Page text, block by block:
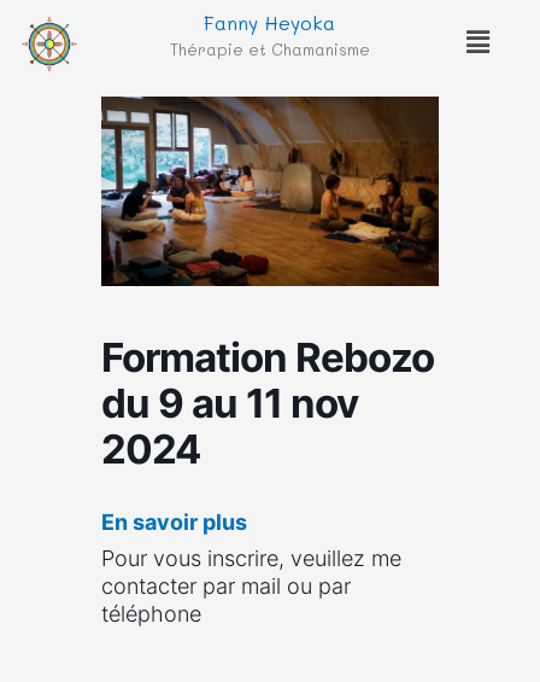
contenu
Fanny Heyoka
Thérapie et Chamanisme
Menu
Formation Rebozo
du 9 au 11 nov
2024
En savoir plus
Pour vous inscrire, veuillez me
contacter par mail ou par
téléphone